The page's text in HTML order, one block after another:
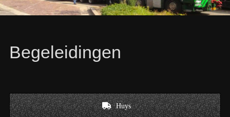
Begeleidingen
Huys